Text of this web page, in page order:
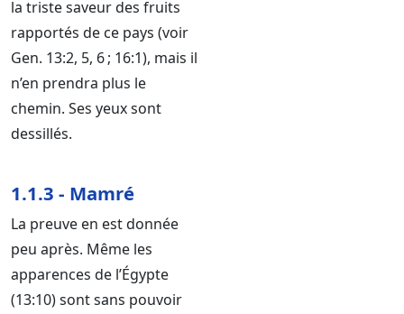
la triste saveur des fruits
rapportés de ce pays (voir
Gen. 13:2, 5, 6 ; 16:1), mais il
n’en prendra plus le
chemin. Ses yeux sont
dessillés.
1.1.3 - Mamré
La preuve en est donnée
peu après. Même les
apparences de l’Égypte
(13:10) sont sans pouvoir